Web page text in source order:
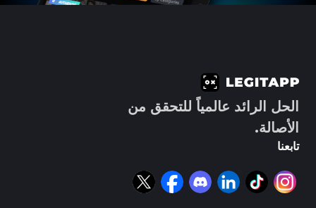
الحل الرائد عالمياً للتحقق من
الأصالة.
تابعنا